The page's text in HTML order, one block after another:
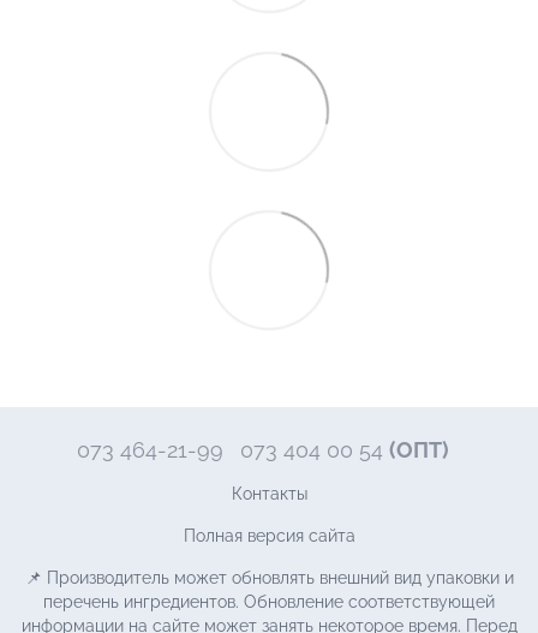
073 464-21-99 073 404 00 54 (ОПТ)
Контакты
Полная версия сайта
📌 Производитель может обновлять внешний вид упаковки и
перечень ингредиентов. Обновление соответствующей
информации на сайте может занять некоторое время. Перед